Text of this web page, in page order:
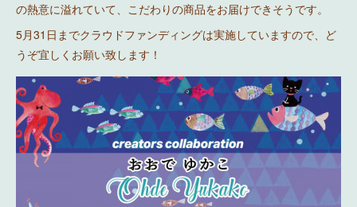
の熱意に溢れていて、こだわりの商品をお届けできそうです。
5月31日までクラウドファンディングは実施していますので、ど
うぞ宜しくお願い致します！